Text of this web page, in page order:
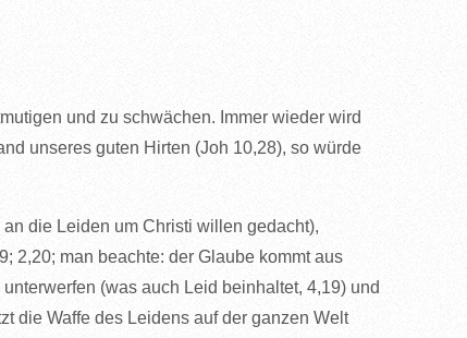
und zu schwächen. Immer wieder wird
unseres guten Hirten (Joh 10,28), so würde
die Leiden um Christi willen gedacht),
2,20; man beachte: der Glaube kommt aus
(was auch Leid beinhaltet, 4,19) und
die Waffe des Leidens auf der ganzen Welt